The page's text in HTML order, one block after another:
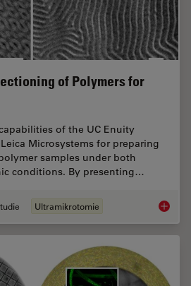
of Polymers for
of the UC Enuity
Microsystems for preparing
samples under both
conditions. By presenting…
Ultramikrotomie